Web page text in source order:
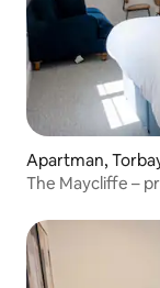
Apartman,
The Maycliffe –